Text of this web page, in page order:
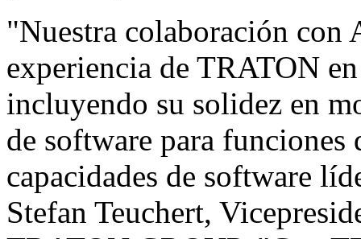
"Nuestra colaboración
experiencia de TRATON
incluyendo su solidez en
de software para funciones
capacidades de software
Stefan Teuchert,